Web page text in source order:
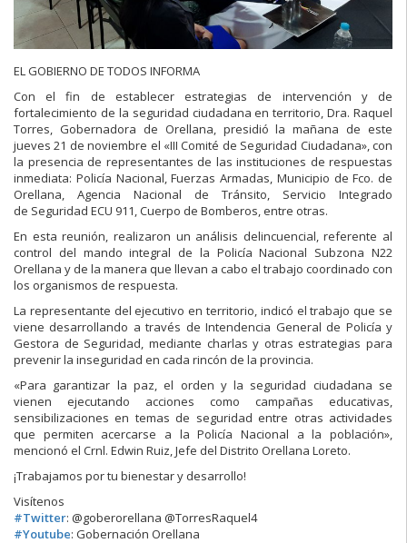
EL GOBIERNO DE TODOS INFORMA
Con el fin de establecer estrategias de intervención y de
fortalecimiento de la seguridad ciudadana en territorio, Dra. Raquel
Torres, Gobernadora de Orellana, presidió la mañana de este
jueves 21 de noviembre el «III Comité de Seguridad Ciudadana», con
la presencia de representantes de las instituciones de respuestas
inmediata: Policía Nacional, Fuerzas Armadas, Municipio de Fco. de
Orellana, Agencia Nacional de Tránsito, Servicio Integrado
de Seguridad ECU 911, Cuerpo de Bomberos, entre otras.
En esta reunión, realizaron un análisis delincuencial, referente al
control del mando integral de la Policía Nacional Subzona N22
Orellana y de la manera que llevan a cabo el trabajo coordinado con
los organismos de respuesta.
La representante del ejecutivo en territorio, indicó el trabajo que se
viene desarrollando a través de Intendencia General de Policía y
Gestora de Seguridad, mediante charlas y otras estrategias para
prevenir la inseguridad en cada rincón de la provincia.
«Para garantizar la paz, el orden y la seguridad ciudadana se
vienen ejecutando acciones como campañas educativas,
sensibilizaciones en temas de seguridad entre otras actividades
que permiten acercarse a la Policía Nacional a la población»,
mencionó el Crnl. Edwin Ruiz, Jefe del Distrito Orellana Loreto.
¡Trabajamos por tu bienestar y desarrollo!
Visítenos
#Twitter: @goberorellana @TorresRaquel4
#Youtube: Gobernación Orellana